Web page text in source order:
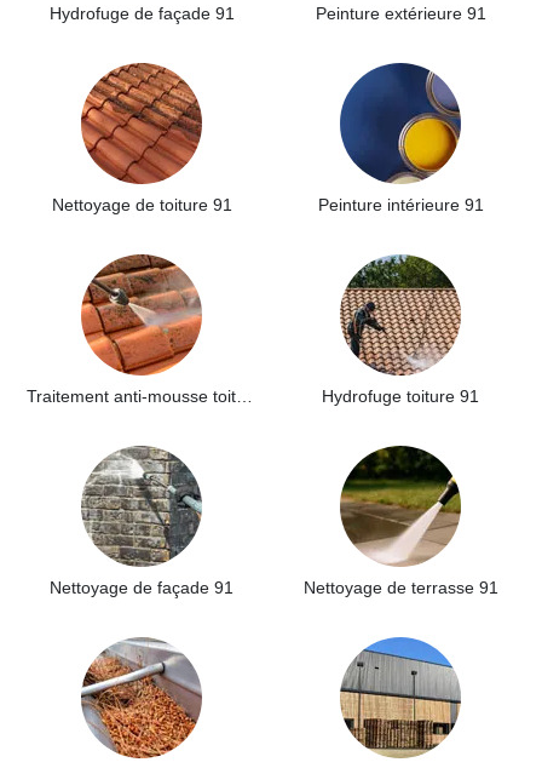
Hydrofuge de façade 91 Peinture extérieure 91
Nettoyage de toiture 91 Peinture intérieure 91
Hydrofuge toiture 91
Nettoyage de façade 91 Nettoyage de terrasse 91